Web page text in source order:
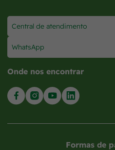
Central de atendimento
WhatsApp
Onde nos encontrar
Formas de